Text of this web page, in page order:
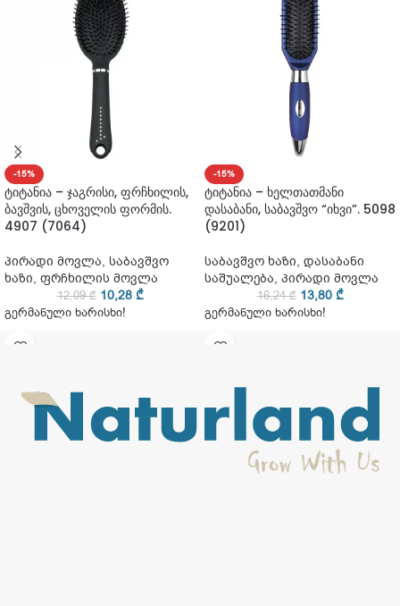
-15%
ტიტანია – ჯაგრისი, ფრჩხილის,
ბავშვის, ცხოველის ფორმის.
4907 (7064)
პირადი მოვლა, საბავშვო
ხაზი, ფრჩხილის მოვლა
12,09₾ 10,28 ₾
გერმანული ხარისხი!
-15%
ტიტანია – ხელთათმანი
დასაბანი, საბავშვო “იხვი”. 5098
(9201)
საბავშვო ხაზი, დასაბანი
საშუალება, პირადი მოვლა
16,24₾ 13,80 ₾
გერმანული ხარისხი!